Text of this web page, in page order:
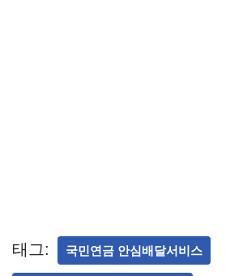
태그: 국민연금 안심배달서비스